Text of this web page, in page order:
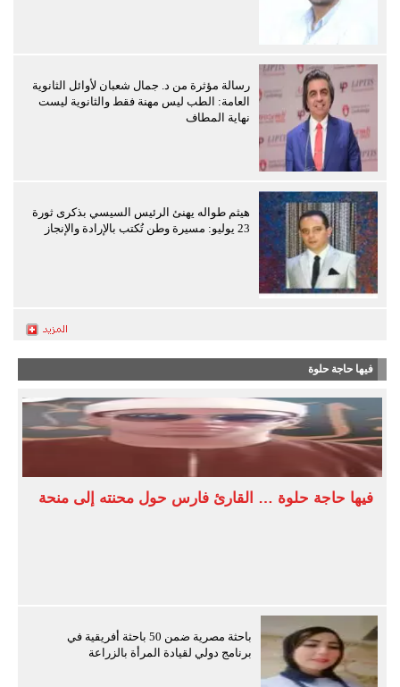
رسالة مؤثرة من د. جمال شعبان لأوائل الثانوية
العامة: الطب ليس مهنة فقط والثانوية ليست
نهاية المطاف
هيثم طواله يهنئ الرئيس السيسي بذكرى ثورة
23 يوليو: مسيرة وطن تُكتب بالإرادة والإنجاز
فيها حاجة حلوة
فيها حاجة حلوة … القارئ فارس حول محنته إلى منحة
باحثة مصرية ضمن 50 باحثة أفريقية في
برنامج دولي لقيادة المرأة بالزراعة